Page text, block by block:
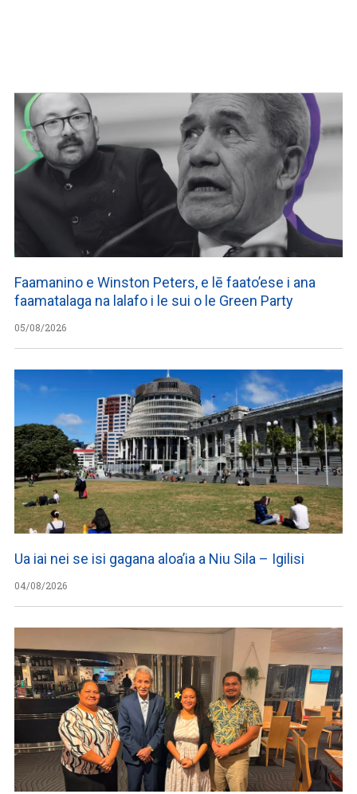
Faamanino e Winston Peters, e lē faato’ese i ana
faamatalaga na lalafo i le sui o le Green Party
05/08/2026
Ua iai nei se isi gagana aloa’ia a Niu Sila – Igilisi
04/08/2026